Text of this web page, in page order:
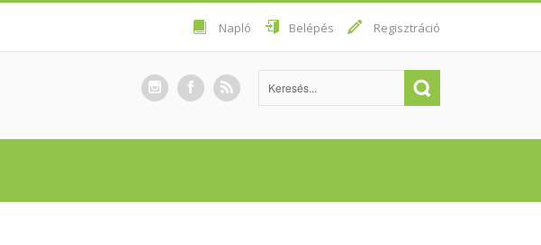
Napló Belépés Regisztráció